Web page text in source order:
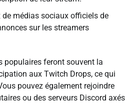
de médias sociaux officiels de
sur les streamers
populaires feront souvent la
aux Twitch Drops, ce qui
pouvez également rejoindre
ou des serveurs Discord axés